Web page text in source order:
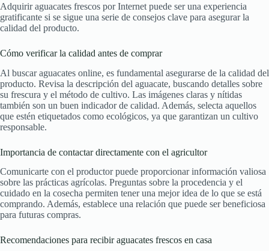
Adquirir aguacates frescos por Internet puede ser una experiencia
gratificante si se sigue una serie de consejos clave para asegurar la
calidad del producto.
Cómo verificar la calidad antes de comprar
Al buscar aguacates online, es fundamental asegurarse de la calidad del
producto. Revisa la descripción del aguacate, buscando detalles sobre
su frescura y el método de cultivo. Las imágenes claras y nítidas
también son un buen indicador de calidad. Además, selecta aquellos
que estén etiquetados como ecológicos, ya que garantizan un cultivo
responsable.
Importancia de contactar directamente con el agricultor
Comunicarte con el productor puede proporcionar información valiosa
sobre las prácticas agrícolas. Preguntas sobre la procedencia y el
cuidado en la cosecha permiten tener una mejor idea de lo que se está
comprando. Además, establece una relación que puede ser beneficiosa
para futuras compras.
Recomendaciones para recibir aguacates frescos en casa